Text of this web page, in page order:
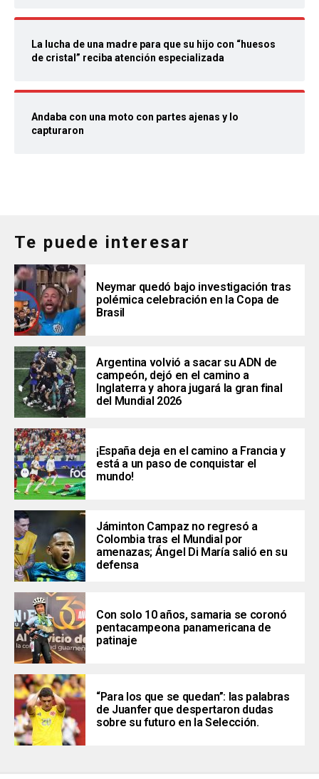
La lucha de una madre para que su hijo con “huesos
de cristal” reciba atención especializada
Andaba con una moto con partes ajenas y lo
capturaron
Te puede interesar
Neymar quedó bajo investigación tras
polémica celebración en la Copa de
Brasil
Argentina volvió a sacar su ADN de
campeón, dejó en el camino a
Inglaterra y ahora jugará la gran final
del Mundial 2026
¡España deja en el camino a Francia y
está a un paso de conquistar el
mundo!
Jáminton Campaz no regresó a
Colombia tras el Mundial por
amenazas; Ángel Di María salió en su
defensa
Con solo 10 años, samaria se coronó
pentacampeona panamericana de
patinaje
“Para los que se quedan”: las palabras
de Juanfer que despertaron dudas
sobre su futuro en la Selección.